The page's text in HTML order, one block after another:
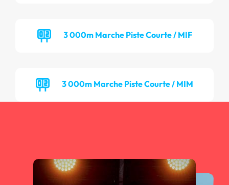
3 000m Marche Piste Courte / MIF
3 000m Marche Piste Courte / MIM